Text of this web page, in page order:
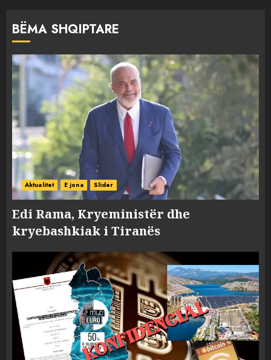
BËMA SHQIPTARE
Aktualitet E jona Slider
Edi Rama, Kryeministër dhe
kryebashkiak i Tiranës